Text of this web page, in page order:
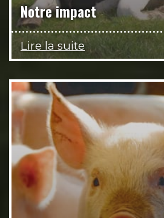
Notre impact
Lire la suite